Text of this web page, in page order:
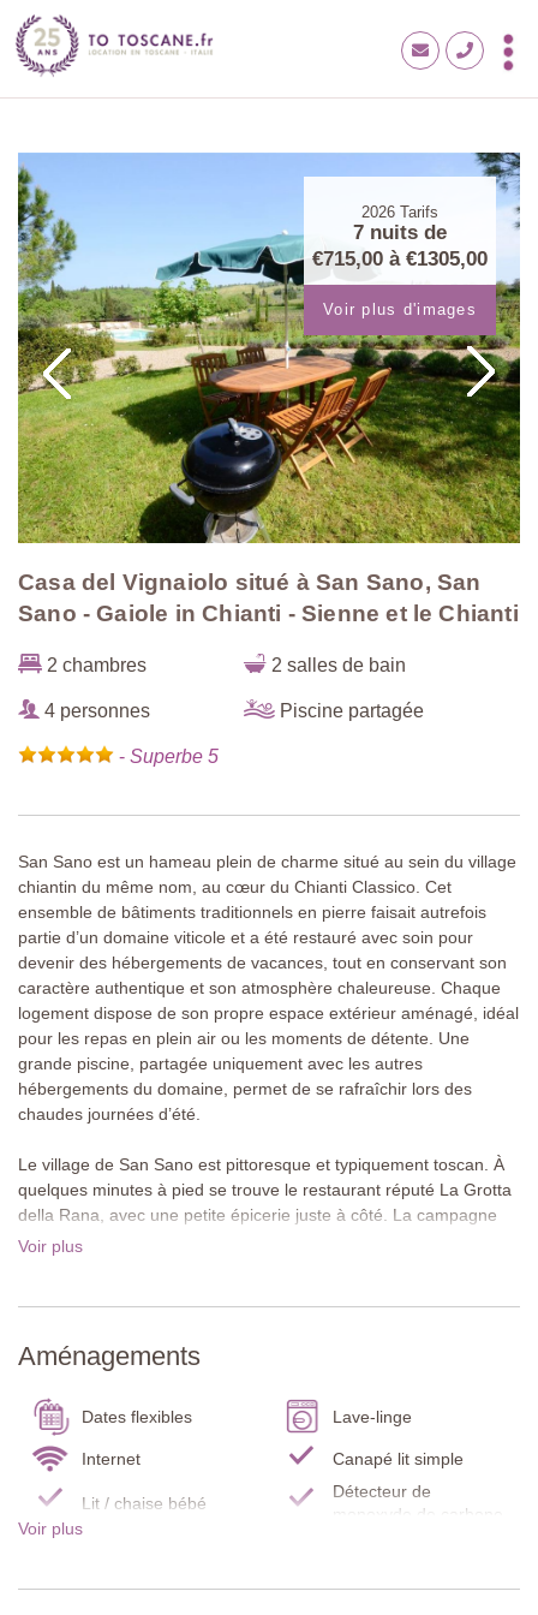
2026 Tarifs
7 nuits de
€715,00 à €1305,00
Voir plus d'images
Casa del Vignaiolo situé à San Sano, San
Sano - Gaiole in Chianti - Sienne et le Chianti
2 chambres 2 salles de bain
4 personnes Piscine partagée
- Superbe 5
San Sano est un hameau plein de charme situé au sein du village
chiantin du même nom, au cœur du Chianti Classico. Cet
ensemble de bâtiments traditionnels en pierre faisait autrefois
partie d’un domaine viticole et a été restauré avec soin pour
devenir des hébergements de vacances, tout en conservant son
caractère authentique et son atmosphère chaleureuse. Chaque
logement dispose de son propre espace extérieur aménagé, idéal
pour les repas en plein air ou les moments de détente. Une
grande piscine, partagée uniquement avec les autres
hébergements du domaine, permet de se rafraîchir lors des
chaudes journées d’été.
Le village de San Sano est pittoresque et typiquement toscan. À
quelques minutes à pied se trouve le restaurant réputé La Grotta
della Rana, avec une petite épicerie juste à côté. La campagne
environnante se prête parfaitement à la marche et au vélo, et le
à la journée.
Casa del Vignaiolo est un appartement situé au premier étage
avec un jardin verdoyant donnant sur les vignobles. Il offre un
cadre agréable pour se détendre, partager des repas et admirer
le paysage idyllique. L’intérieur est confortablement aménagé et
un balcon permet de savourer un café le matin.
Voir plus
Aménagements
Dates flexibles Lave-linge
Internet Canapé lit simple
Lit / chaise bébé
Détecteur de
monoxyde de carbone
Voir plus